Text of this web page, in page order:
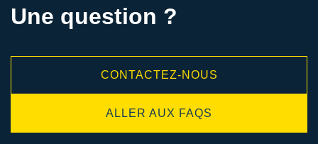
Une question ?
CONTACTEZ-NOUS
ALLER AUX FAQS